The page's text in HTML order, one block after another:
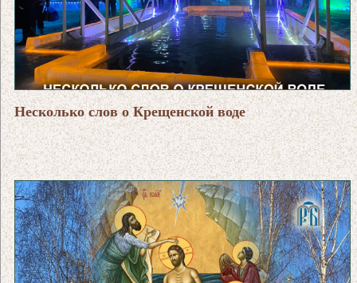
Несколько слов о Крещенской воде